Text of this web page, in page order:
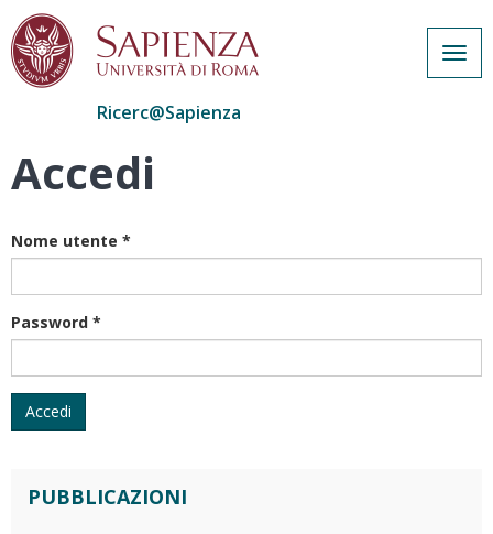
Salta
Ricerc@Sapienza
Accedi
Nome utente *
Password *
Accedi
PUBBLICAZIONI